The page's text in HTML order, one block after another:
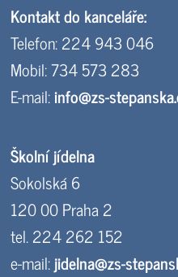
Kontakt do kanceláře:
Telefon: 224 943 046
Mobil: 734 573 283
E-mail:info@zs-
Školní jídelna
Sokolská 6
120 00 Praha 2
tel. 224 262 152
e-mail:jidelna@zs-